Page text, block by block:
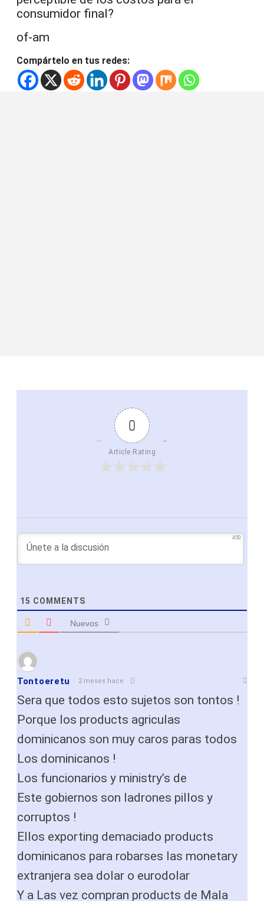
consumidor final?
of-am
Compártelo en tus redes:
0
Article Rating
450
15 COMMENTS
Nuevos
Tontoeretu 2 meses hace
Sera que todos esto sujetos son tontos !
Porque los products agriculas
dominicanos son muy caros paras todos
Los dominicanos !
Los funcionarios y ministry’s de
Este gobiernos son ladrones pillos y
corruptos !
Ellos exporting demaciado products
dominicanos para robarses las monetary
extranjera sea dolar o eurodolar
Y a Las vez compran products de Mala